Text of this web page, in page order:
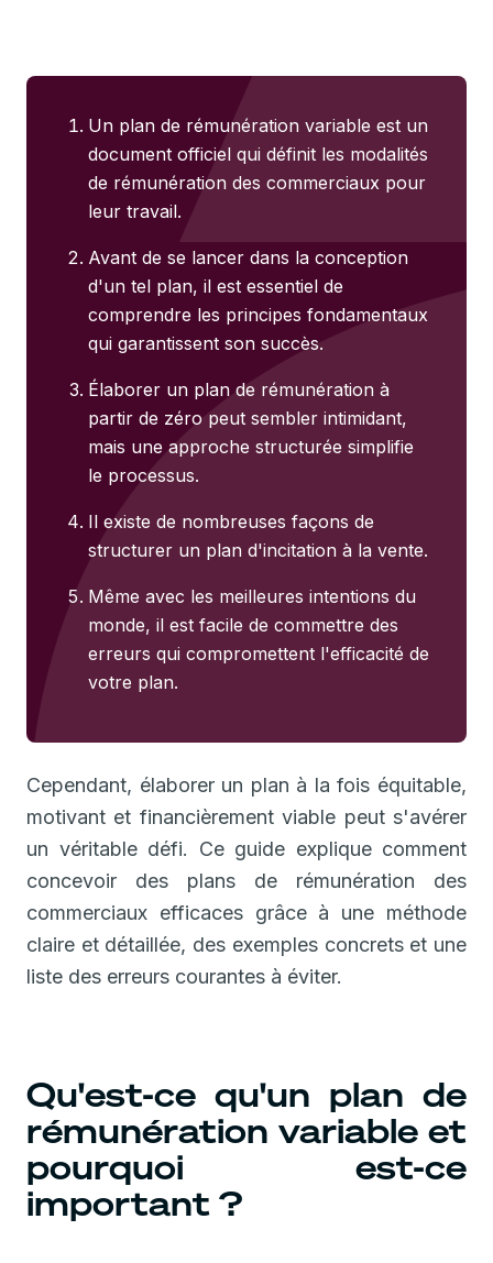
Un plan de rémunération variable est un
document officiel qui définit les modalités
de rémunération des commerciaux pour
leur travail.
Avant de se lancer dans la conception
d'un tel plan, il est essentiel de
comprendre les principes fondamentaux
qui garantissent son succès.
Élaborer un plan de rémunération à
partir de zéro peut sembler intimidant,
mais une approche structurée simplifie
le processus.
Il existe de nombreuses façons de
structurer un plan d'incitation à la vente.
Même avec les meilleures intentions du
monde, il est facile de commettre des
erreurs qui compromettent l'efficacité de
votre plan.
Cependant, élaborer un plan à la fois équitable,
motivant et financièrement viable peut s'avérer
un véritable défi. Ce guide explique comment
concevoir des plans de rémunération des
commerciaux efficaces grâce à une méthode
claire et détaillée, des exemples concrets et une
liste des erreurs courantes à éviter.
Qu'est-ce qu'un plan de
rémunération variable et
pourquoi est-ce
important ?